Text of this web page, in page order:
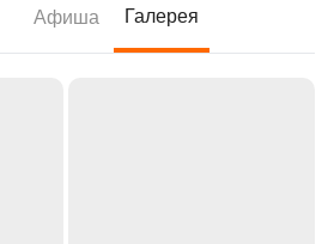
Афиша Галерея